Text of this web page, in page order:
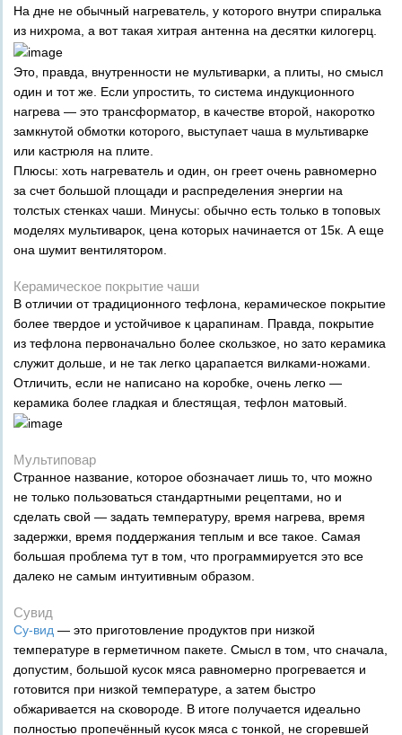
На дне не обычный нагреватель, у которого внутри спиралька
из нихрома, а вот такая хитрая антенна на десятки килогерц.
Это, правда, внутренности не мультиварки, а плиты, но смысл
один и тот же. Если упростить, то система индукционного
нагрева — это трансформатор, в качестве второй, накоротко
замкнутой обмотки которого, выступает чаша в мультиварке
или кастрюля на плите.
Плюсы: хоть нагреватель и один, он греет очень равномерно
за счет большой площади и распределения энергии на
толстых стенках чаши. Минусы: обычно есть только в топовых
моделях мультиварок, цена которых начинается от 15к. А еще
она шумит вентилятором.
Керамическое покрытие чаши
В отличии от традиционного тефлона, керамическое покрытие
более твердое и устойчивое к царапинам. Правда, покрытие
из тефлона первоначально более скользкое, но зато керамика
служит дольше, и не так легко царапается вилками-ножами.
Отличить, если не написано на коробке, очень легко —
керамика более гладкая и блестящая, тефлон матовый.
Мультиповар
Странное название, которое обозначает лишь то, что можно
не только пользоваться стандартными рецептами, но и
сделать свой — задать температуру, время нагрева, время
задержки, время поддержания теплым и все такое. Самая
большая проблема тут в том, что программируется это все
далеко не самым интуитивным образом.
Сувид
Су-вид — это приготовление продуктов при низкой
температуре в герметичном пакете. Смысл в том, что сначала,
допустим, большой кусок мяса равномерно прогревается и
готовится при низкой температуре, а затем быстро
обжаривается на сковороде. В итоге получается идеально
полностью пропечённый кусок мяса с тонкой, не сгоревшей